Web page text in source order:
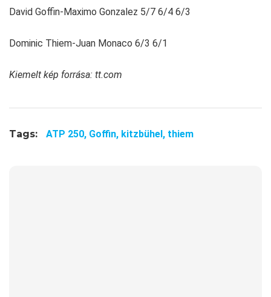
David Goffin-Maximo Gonzalez 5/7 6/4 6/3
Dominic Thiem-Juan Monaco 6/3 6/1
Kiemelt kép forrása: tt.com
Tags: ATP 250, Goffin, kitzbühel, thiem